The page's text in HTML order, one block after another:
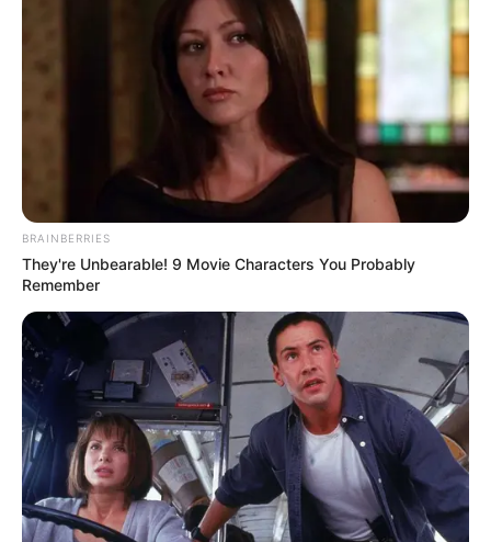
acompanhar e buscar que os projetos votados pelos vereadores, e
de indicação do presidente da Câmara Municipal, Jorge Maecio
sejam pautados.
A representação sindical conta com a presença de
advogados. —Foto/Reprodução.
BRAINBERRIES
They're Unbearable! 9 Movie Characters You Probably
Remember